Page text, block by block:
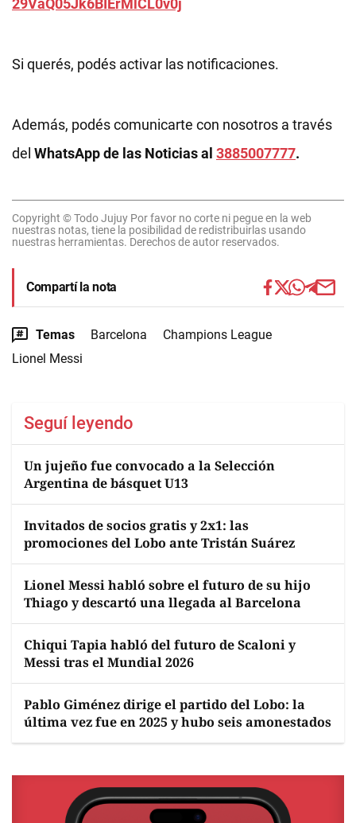
29VaQ05Jk6BIErMlCL0v0j
Si querés, podés activar las notificaciones.
Además, podés comunicarte con nosotros a través
del WhatsApp de las Noticias al 3885007777.
Copyright © Todo Jujuy Por favor no corte ni pegue en la web
nuestras notas, tiene la posibilidad de redistribuirlas usando
nuestras herramientas. Derechos de autor reservados.
Compartí la nota
Temas Barcelona
Champions League
Lionel Messi
Seguí leyendo
Un jujeño fue convocado a la Selección
Argentina de básquet U13
Invitados de socios gratis y 2x1: las
promociones del Lobo ante Tristán Suárez
Lionel Messi habló sobre el futuro de su hijo
Thiago y descartó una llegada al Barcelona
Chiqui Tapia habló del futuro de Scaloni y
Messi tras el Mundial 2026
Pablo Giménez dirige el partido del Lobo: la
última vez fue en 2025 y hubo seis amonestados